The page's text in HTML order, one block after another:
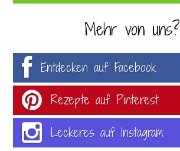
Mehr von uns?
Entdecken auf Facebook
Rezepte auf Pinterest
Leckeres auf Instagram